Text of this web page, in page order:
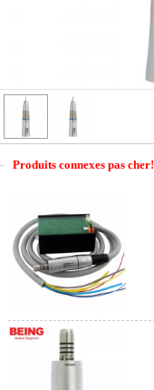
Produits connexes pas cher!